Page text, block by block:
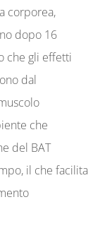
corporea,
dopo 16
che gli effetti
dal
che
del BAT
il che facilita